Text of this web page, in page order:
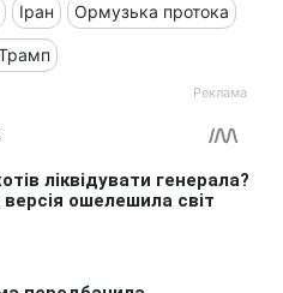
Іран Ормузька протока